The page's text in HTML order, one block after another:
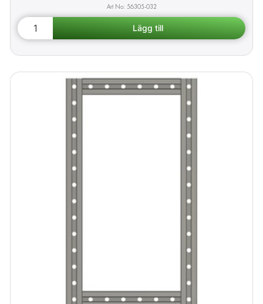
56305-032